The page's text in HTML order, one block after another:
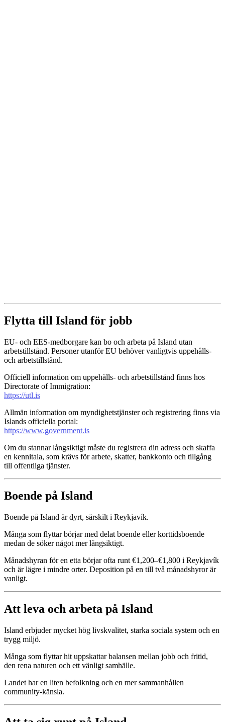
Flytta till Island för jobb
EU- och EES-medborgare kan bo och arbeta på Island utan
arbetstillstånd. Personer utanför EU behöver vanligtvis uppehålls-
och arbetstillstånd.
Officiell information om uppehålls- och arbetstillstånd finns hos
Directorate of Immigration:
https://utl.is
Allmän information om myndighetstjänster och registrering finns via
Islands officiella portal:
https://www.government.is
Om du stannar långsiktigt måste du registrera din adress och skaffa
en kennitala, som krävs för arbete, skatter, bankkonto och tillgång
till offentliga tjänster.
Boende på Island
Boende på Island är dyrt, särskilt i Reykjavík.
Många som flyttar börjar med delat boende eller korttidsboende
medan de söker något mer långsiktigt.
Månadshyran för en etta börjar ofta runt €1,200–€1,800 i Reykjavík
och är lägre i mindre orter. Deposition på en till två månadshyror är
vanligt.
Att leva och arbeta på Island
Island erbjuder mycket hög livskvalitet, starka sociala system och en
trygg miljö.
Många som flyttar hit uppskattar balansen mellan jobb och fritid,
den rena naturen och ett vänligt samhälle.
Landet har en liten befolkning och en mer sammanhållen
community-känsla.